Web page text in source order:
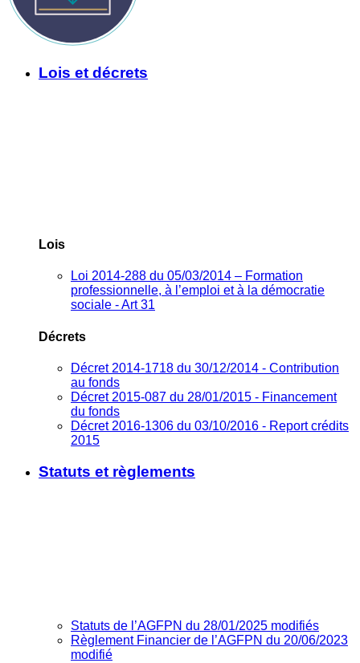
Lois et décrets
Lois
Loi 2014-288 du 05/03/2014 – Formation
professionnelle, à l’emploi et à la démocratie
sociale - Art 31
Décrets
Décret 2014-1718 du 30/12/2014 - Contribution
au fonds
Décret 2015-087 du 28/01/2015 - Financement
du fonds
Décret 2016-1306 du 03/10/2016 - Report crédits
2015
Statuts et règlements
Statuts de l’AGFPN du 28/01/2025 modifiés
Règlement Financier de l’AGFPN du 20/06/2023
modifié